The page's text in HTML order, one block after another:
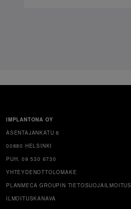
IMPLANTONA OY
ASENTAJANKATU 6
00880 HELSINKI
PUH. 09 530 6730
YHTEYDENOTTOLOMAKE
PLANMECA GROUPIN TIETOSUOJAILMOITUS
ILMOITUSKANAVA